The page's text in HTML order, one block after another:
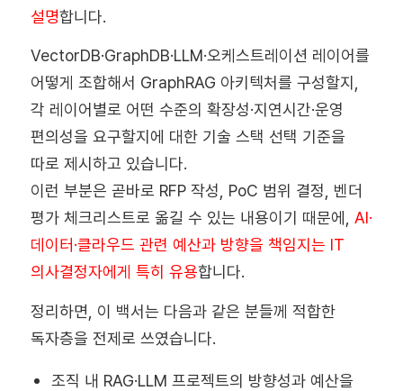
설명합니다.
VectorDB·GraphDB·LLM·오케스트레이션 레이어를
어떻게 조합해서 GraphRAG 아키텍처를 구성할지,
각 레이어별로 어떤 수준의 확장성·지연시간·운영
편의성을 요구할지에 대한 기술 스택 선택 기준을
따로 제시하고 있습니다.
이런 부분은 곧바로 RFP 작성, PoC 범위 결정, 벤더
평가 체크리스트로 옮길 수 있는 내용이기 때문에, AI·
데이터·클라우드 관련 예산과 방향을 책임지는 IT
의사결정자에게 특히 유용합니다.
정리하면, 이 백서는 다음과 같은 분들께 적합한
독자층을 전제로 쓰였습니다.
조직 내 RAG·LLM 프로젝트의 방향성과 예산을